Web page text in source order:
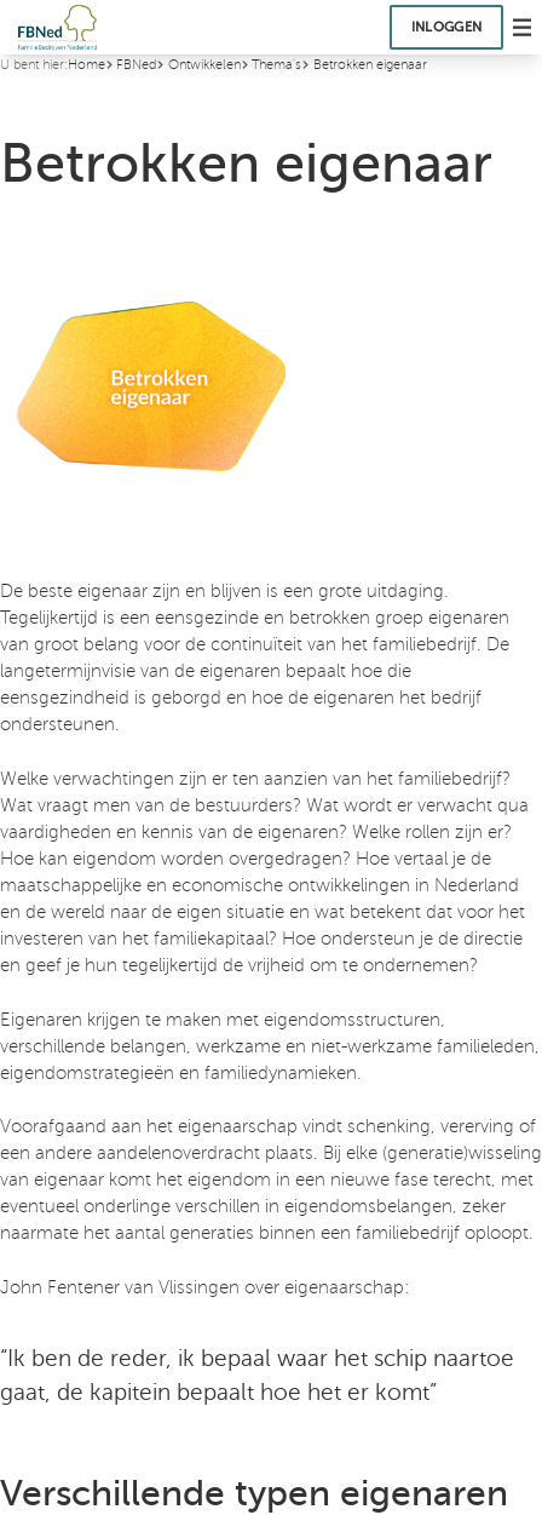
INLOGGEN
U bent hier:Home FBNed Ontwikkelen Thema's Betrokken eigenaar
Betrokken eigenaar
De beste eigenaar zijn en blijven is een grote uitdaging.
Tegelijkertijd is een eensgezinde en betrokken groep eigenaren
van groot belang voor de continuïteit van het familiebedrijf. De
langetermijnvisie van de eigenaren bepaalt hoe die
eensgezindheid is geborgd en hoe de eigenaren het bedrijf
ondersteunen.
Welke verwachtingen zijn er ten aanzien van het familiebedrijf?
Wat vraagt men van de bestuurders? Wat wordt er verwacht qua
vaardigheden en kennis van de eigenaren? Welke rollen zijn er?
Hoe kan eigendom worden overgedragen? Hoe vertaal je de
maatschappelijke en economische ontwikkelingen in Nederland
en de wereld naar de eigen situatie en wat betekent dat voor het
investeren van het familiekapitaal? Hoe ondersteun je de directie
en geef je hun tegelijkertijd de vrijheid om te ondernemen?
Eigenaren krijgen te maken met eigendomsstructuren,
verschillende belangen, werkzame en niet-werkzame familieleden,
eigendomstrategieën en familiedynamieken.
Voorafgaand aan het eigenaarschap vindt schenking, vererving of
een andere aandelenoverdracht plaats. Bij elke (generatie)wisseling
van eigenaar komt het eigendom in een nieuwe fase terecht, met
eventueel onderlinge verschillen in eigendomsbelangen, zeker
naarmate het aantal generaties binnen een familiebedrijf oploopt.
John Fentener van Vlissingen over eigenaarschap:
“Ik ben de reder, ik bepaal waar het schip naartoe
gaat, de kapitein bepaalt hoe het er komt”
Verschillende typen eigenaren